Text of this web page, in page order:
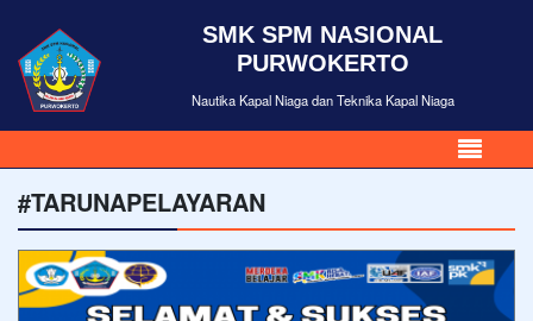
SMK SPM NASIONAL
PURWOKERTO
Nautika Kapal Niaga dan Teknika Kapal Niaga
#TARUNAPELAYARAN